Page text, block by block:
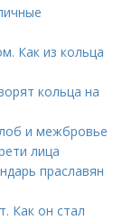
Как из кольца
кольца на
и межбровье
лица
праславян
Как он стал